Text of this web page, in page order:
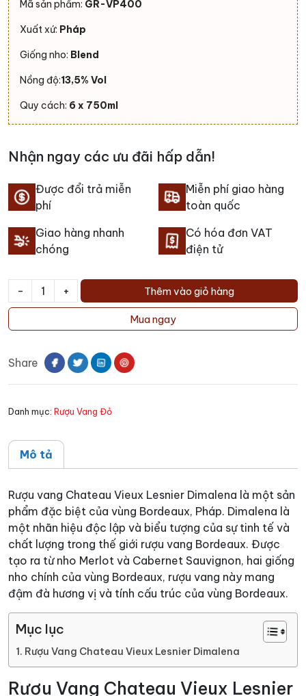
Mã sản phẩm: GR-VP400
Xuất xứ: Pháp
Giống nho: Blend
Nồng độ:13,5% Vol
Quy cách: 6 x 750ml
Nhận ngay các ưu đãi hấp dẫn!
Được đổi trả miễn
phí
Miễn phí giao hàng
toàn quốc
Giao hàng nhanh
chóng
Có hóa đơn VAT
điện tử
-
Rượu
Chateau
Lesnier
lượng
+ Thêm vào giỏ hàng
Mua ngay
Share
Danh mục: Rượu Vang Đỏ
Mô tả
Rượu vang Chateau Vieux Lesnier Dimalena là một sản
phẩm đặc biệt của vùng Bordeaux, Pháp. Dimalena là
một nhãn hiệu độc lập và biểu tượng của sự tinh tế và
chất lượng trong thế giới rượu vang Bordeaux. Được
tạo ra từ nho Merlot và Cabernet Sauvignon, hai giống
nho chính của vùng Bordeaux, rượu vang này mang
đậm đà hương vị và tính cấu trúc của vùng Bordeaux.
Mục lục
Rượu Vang Chateau Vieux Lesnier Dimalena
Rượu Vang Chateau Vieux Lesnier